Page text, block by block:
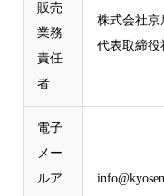
販売
業務
責任
者
株式会社
代表取締
電子
メー
ルア